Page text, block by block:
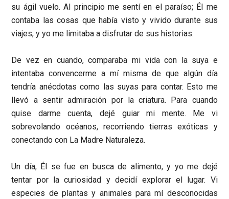
su ágil vuelo. Al principio me sentí en el paraíso; Él me
contaba las cosas que había visto y vivido durante sus
viajes, y yo me limitaba a disfrutar de sus historias.
De vez en cuando, comparaba mi vida con la suya e
intentaba convencerme a mí misma de que algún día
tendría anécdotas como las suyas para contar. Esto me
llevó a sentir admiración por la criatura. Para cuando
quise darme cuenta, dejé guiar mi mente. Me vi
sobrevolando océanos, recorriendo tierras exóticas y
conectando con La Madre Naturaleza.
Un día, Él se fue en busca de alimento, y yo me dejé
tentar por la curiosidad y decidí explorar el lugar. Vi
especies de plantas y animales para mí desconocidas